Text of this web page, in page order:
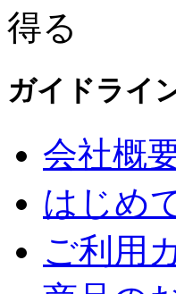
得る
ガイドライ
会社概
はじめ
ご利用